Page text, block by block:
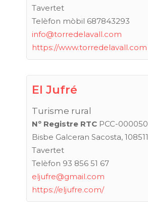
Tavertet
Telèfon mòbil 687843293
info@torredelavall.com
https://www.torredelavall.com
El Jufré
Turisme rural
Nº Registre RTC PCC-000050
Bisbe Galceran Sacosta, 108511
Tavertet
Telèfon 93 856 51 67
eljufre@gmail.com
https://eljufre.com/